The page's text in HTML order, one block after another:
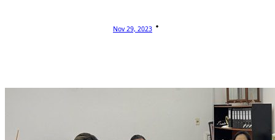
Nov 29, 2023